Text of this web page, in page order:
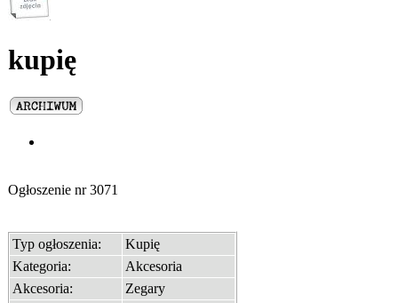
kupię
Ogłoszenie nr3071
Typ ogłoszenia:
Kupię
Kategoria:
Akcesoria
Akcesoria:
Zegary